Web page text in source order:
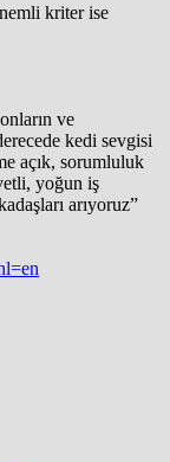
kriter ise
ve
kedi sevgisi
açık, sorumluluk
yoğun iş
arıyoruz”